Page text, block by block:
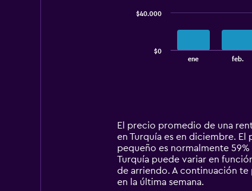
14
categories.
The
chart
has
1
ene feb.
$0
$40.000
El precio promedio de una
en Turquía es en diciembre.
pequeño es normalmente
Turquía puede variar en
de arriendo. A continuación
en la última semana.